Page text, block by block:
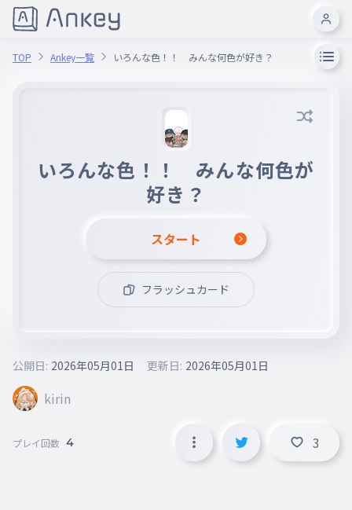
TOP Ankey一覧 いろんな色！！ みんな何色が好き？
いろんな色！！ みんな何色が
好き？
スタート
フラッシュカード
kirin
公開日: 2026年05月01日 更新日: 2026年05月01日
プレイ回数 4 3